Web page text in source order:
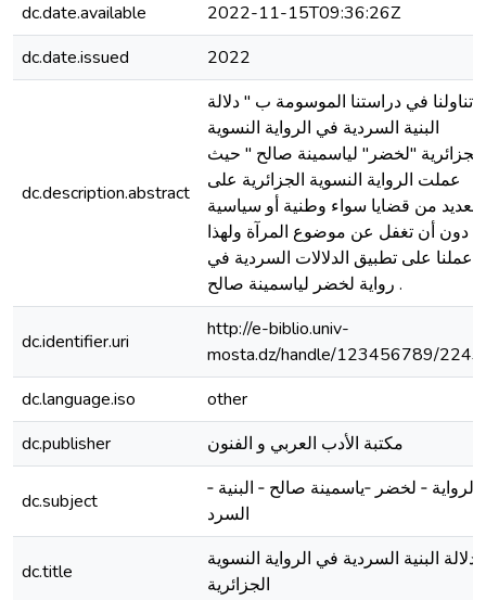
dc.date.available
2022-11-15T09:36:26Z
dc.date.issued
2022
dc.description.abstract
تناولنا في دراستنا الموسومة ب " دلالة
البنية السردية في الرواية النسوية
الجزائرية "لخضر" لياسمينة صالح " حيث
عملت الرواية النسوية الجزائرية على
العديد من قضايا سواء وطنية أو سياسية
دون أن تغفل عن موضوع المرآة ولهذا
عملنا على تطبيق الدلالات السردية في
رواية لخضر لياسمينة صالح .
dc.identifier.uri
http://e-biblio.univ-
mosta.dz/handle/123456789/
dc.language.iso
other
dc.publisher
مكتبة الأدب العربي و الفنون
dc.subject
الرواية ‐ لخضر ‐ياسمينة صالح ‐ البنية ‐
السرد
dc.title
دلالة البنية السردية في الرواية النسوية
الجزائرية